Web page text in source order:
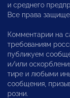
и среднего
Все права
Комментарии на
требованиям
публикуем
и/или
тире и любыми
сообщения,
розни.